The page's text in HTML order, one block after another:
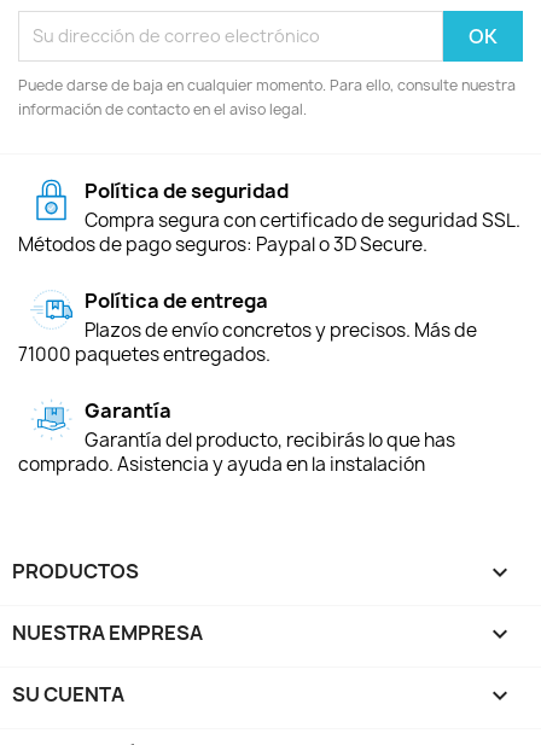
Puede darse de baja en cualquier momento. Para ello, consulte nuestra
información de contacto en el aviso legal.
Política de seguridad
Compra segura con certificado de seguridad SSL.
Métodos de pago seguros: Paypal o 3D Secure.
Política de entrega
Plazos de envío concretos y precisos. Más de
71000 paquetes entregados.
Garantía
Garantía del producto, recibirás lo que has
comprado. Asistencia y ayuda en la instalación
PRODUCTOS 
NUESTRA EMPRESA 
SU CUENTA 